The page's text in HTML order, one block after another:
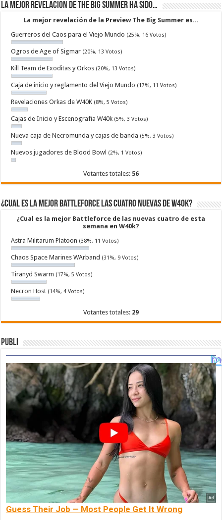
La mejor revelacion de The Big Summer ha sido…
La mejor revelación de la Preview The Big Summer es...
Guerreros del Caos para el Viejo Mundo (25%, 16 Votos)
Ogros de Age of Sigmar (20%, 13 Votos)
Kill Team de Exoditas y Orkos (20%, 13 Votos)
Caja de inicio y reglamento del Viejo Mundo (17%, 11 Votos)
Revelaciones Orkas de W40K (8%, 5 Votos)
Cajas de Inicio y Escenografia W40k (5%, 3 Votos)
Nueva caja de Necromunda y cajas de banda (5%, 3 Votos)
Nuevos jugadores de Blood Bowl (2%, 1 Votos)
Votantes totales: 56
¿Cual es la mejor Battleforce las cuatro nuevas de W40k?
¿Cual es la mejor Battleforce de las nuevas cuatro de esta
semana en W40k?
Astra Militarum Platoon (38%, 11 Votos)
Chaos Space Marines WArband (31%, 9 Votos)
Tiranyd Swarm (17%, 5 Votos)
Necron Host (14%, 4 Votos)
Votantes totales: 29
Publi
Guess Their Job — Most People Get It Wrong